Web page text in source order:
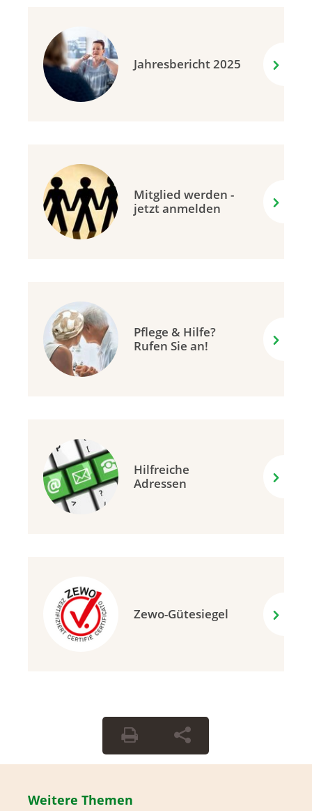
Jahresbericht 2025
Mitglied werden -
jetzt anmelden
Pflege & Hilfe?
Rufen Sie an!
Hilfreiche
Adressen
Zewo-Gütesiegel
Weitere Themen